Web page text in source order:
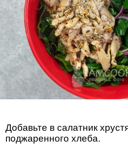
Добавьте в салатник
поджаренного хлеба.